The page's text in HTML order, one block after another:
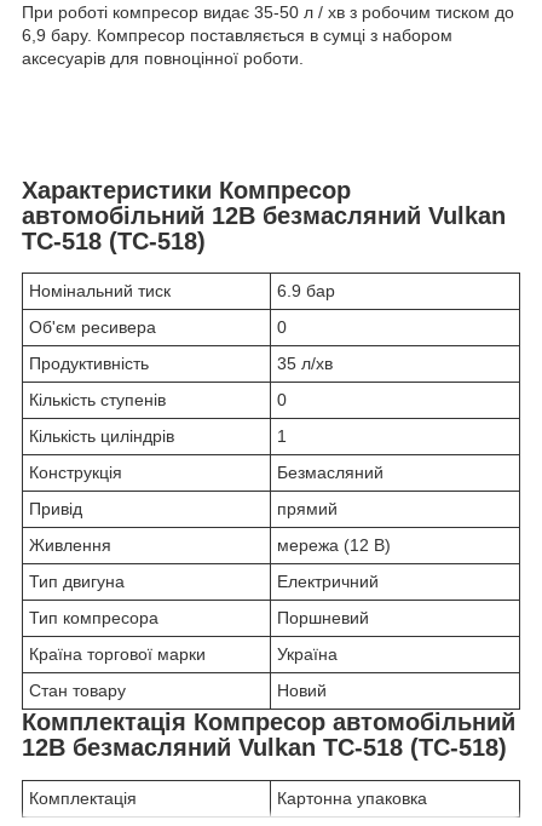
При роботі компресор видає 35-50 л / хв з робочим тиском до
6,9 бару. Компресор поставляється в сумці з набором
аксесуарів для повноцінної роботи.
Характеристики Компресор
автомобільний 12В безмасляний Vulkan
TC-518 (TC-518)
Номінальний тиск
6.9 бар
Об'єм ресивера
0
Продуктивність
35 л/хв
Кількість ступенів
0
Кількість циліндрів
1
Конструкція
Безмасляний
Привід
прямий
Живлення
мережа (12 В)
Тип двигуна
Електричний
Тип компресора
Поршневий
Країна торгової марки
Україна
Стан товару
Новий
Комплектація Компресор автомобільний
12В безмасляний Vulkan TC-518 (TC-518)
Комплектація Картонна упаковка